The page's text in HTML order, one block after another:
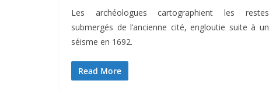
Les archéologues cartographient les restes
submergés de l’ancienne cité, engloutie suite à un
séisme en 1692.
Read More